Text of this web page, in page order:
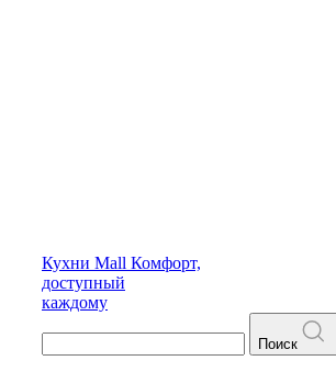
Кухни Mall Комфорт,
доступный
каждому
Поиск